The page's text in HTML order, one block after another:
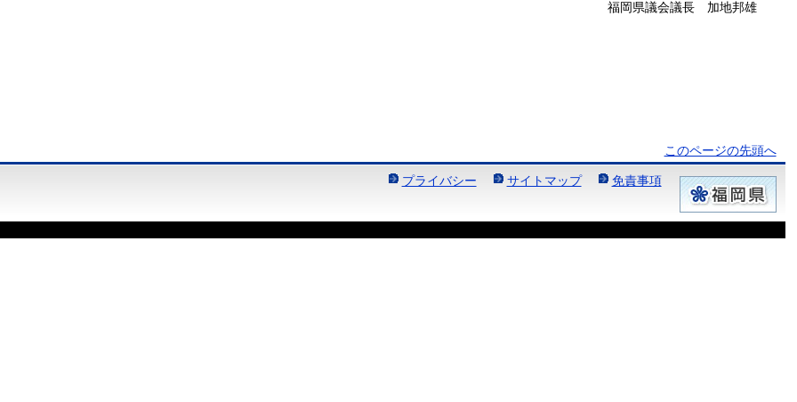
福岡県議会議長 加地邦雄
このページの先頭へ
プライバシー サイトマップ 免責事項